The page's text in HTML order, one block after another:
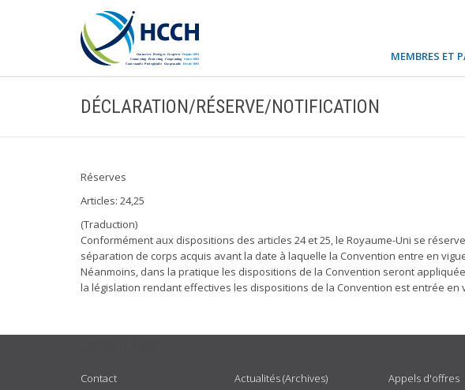
MEMBRES ET
DÉCLARATION/RÉSERVE/NOTIFICATION
Réserves
Articles: 24,25
(Traduction)
Conformément aux dispositions des articles 24 et 25, le Royaume-Uni se
séparation de corps acquis avant la date à laquelle la Convention entre en
Néanmoins, dans la pratique les dispositions de la Convention seront
la législation rendant effectives les dispositions de la Convention est entrée en
Contact
Actualités (Archives)
Appels d'offres